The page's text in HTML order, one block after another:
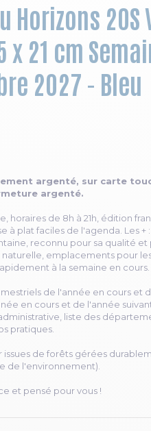
Horizons 20S
x 21 cm
2027 - Bleu
argenté, sur carte
argenté.
horaires de 8h à 21h, édition
à plat faciles de l'agenda. Les +
reconnu pour sa qualité
emplacements pour
à la semaine en cours.
de l'année en cours et
en cours et de l'année
liste des
pratiques.
de forêts gérées
de l'environnement).
et pensé pour vous !